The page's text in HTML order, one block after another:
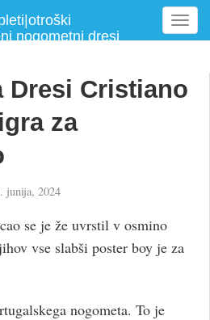
nogometni dresi
T
o
l
i
Dresi Cristiano
za
junija, 2024
se je že uvrstil v osmino
vse slabši poster boy je za
nogometa. To je